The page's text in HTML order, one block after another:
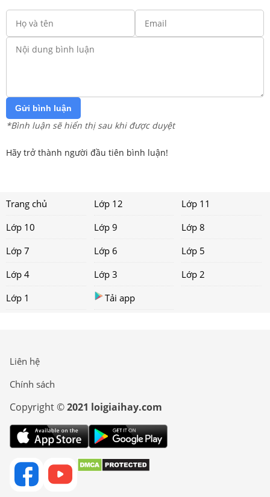
Gửi bình luận
*Bình luận sẽ hiển thị sau khi được duyệt
Hãy trở thành người đầu tiên bình luận!
Trang chủ Lớp 12
Lớp 11
Lớp 10
Lớp 9
Lớp 8
Lớp 7
Lớp 6
Lớp 5
Lớp 4
Lớp 3
Lớp 2
Lớp 1
Tải app
Liên hệ
Chính sách
Copyright ©2021 loigiaihay.com